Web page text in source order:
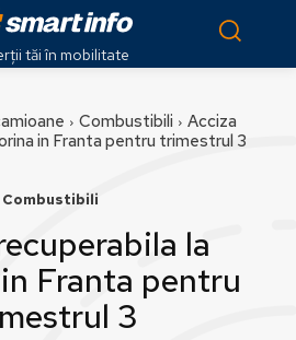
tăi în mobilitate
Combustibili
Acciza
in Franta pentru trimestrul 3
Combustibili
la
Franta pentru
3